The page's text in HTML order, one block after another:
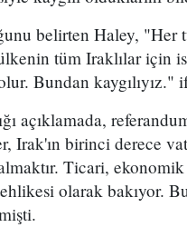
belirten Haley, "Her
tüm Iraklılar için
Bundan kaygılıyız."
açıklamada,
birinci derece
Ticari,
olarak bakıyor.